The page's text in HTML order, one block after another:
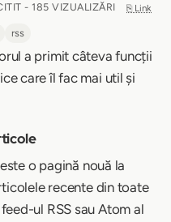
- 185 VIZUALIZĂRI ⎘ Link
rss
a primit câteva funcții
care îl fac mai util și
o pagină nouă la
recente din toate
ul RSS sau Atom al